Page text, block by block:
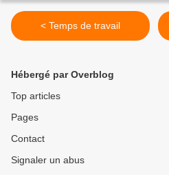
< Temps de travail
Hébergé par Overblog
Top articles
Pages
Contact
Signaler un abus